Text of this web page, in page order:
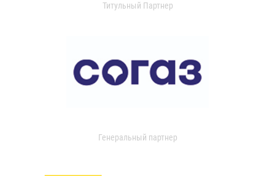
Титульный Партнер
Генеральный партнер